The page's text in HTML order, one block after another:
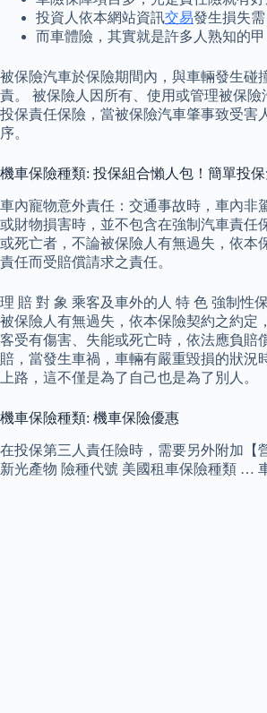
投資人依本網站資訊交易發生損失需
而車體險，其實就是許多人熟知的
被保險汽車於保險期間內，與車輛發生碰
責。 被保險人因所有、使用或管理被保
投保責任保險，當被保險汽車肇事致受害
序。
機車保險種類: 投保組合懶人包！簡單投
車內寵物意外責任：交通事故時，車內非
或財物損害時，並不包含在強制汽車責任
或死亡者，不論被保險人有無過失，依本
責任而受賠償請求之責任。
理 賠 對 象 乘客及車外的人 特 色 強制性
被保險人有無過失，依本保險契約之約定
客受有傷害、失能或死亡時，依法應負賠
賠，當發生車禍，車輛有嚴重毀損的狀
上路，這不僅是為了自己也是為了別人。
機車保險種類: 機車保險優惠
在投保第三人責任險時，需要另外附加【
新光產物 險種代號 美國租車保險種類 …